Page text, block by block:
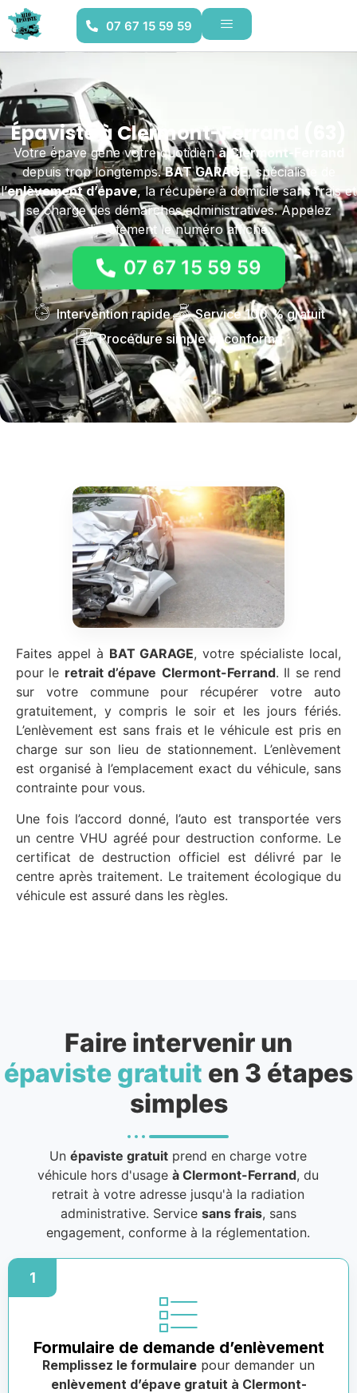
07 67 15 59 59
Épaviste à Clermont-Ferrand (63)
Votre épave gêne votre quotidienà Clermont-Ferrand
depuis trop longtemps.BAT GARAGE, spécialiste de
l’enlèvement d’épave, la récupère à domicile sans frais et
se charge des démarches administratives. Appelez
directement le numéro affiché.
07 67 15 59 59
Intervention rapide
Service 100 % gratuit
Procédure simple et conforme
Faites appel à BAT GARAGE, votre spécialiste local,
pour le retrait d’épave Clermont-Ferrand. Il se rend
sur votre commune pour récupérer votre auto
gratuitement, y compris le soir et les jours fériés.
L’enlèvement est sans frais et le véhicule est pris en
charge sur son lieu de stationnement. L’enlèvement
est organisé à l’emplacement exact du véhicule, sans
contrainte pour vous.
Une fois l’accord donné, l’auto est transportée vers
un centre VHU agréé pour destruction conforme. Le
certificat de destruction officiel est délivré par le
centre après traitement. Le traitement écologique du
véhicule est assuré dans les règles.
Faire intervenir un
épaviste gratuit en 3 étapes
simples
Unépaviste gratuit prend en charge votre
véhicule hors d'usageà Clermont-Ferrand, du
retrait à votre adresse jusqu'à la radiation
administrative. Service sans frais, sans
engagement, conforme à la réglementation.
1
Formulaire de demande d’enlèvement
Remplissez le formulaire pour demander un
enlèvement d’épave gratuit à Clermont-